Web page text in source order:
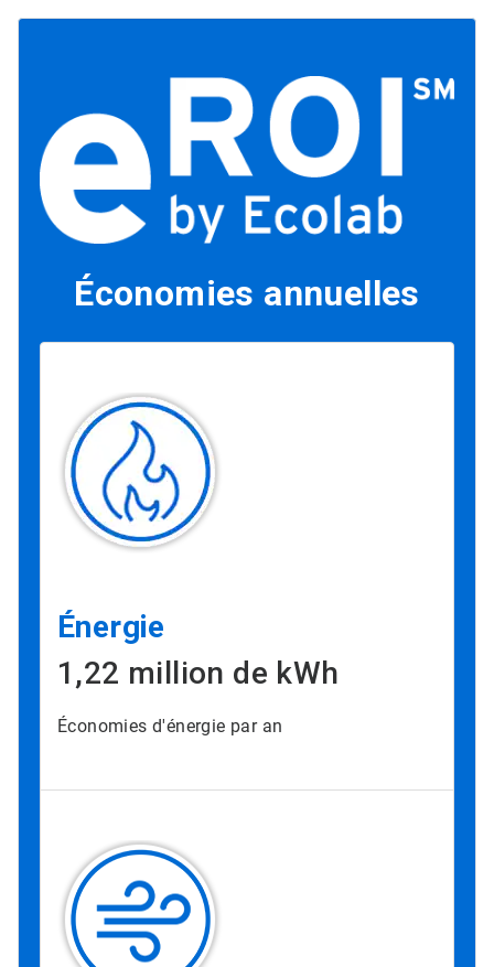
Économies annuelles
Énergie
1,22 million de kWh​​​​​​​
Économies d'énergie par an​​​​​​​